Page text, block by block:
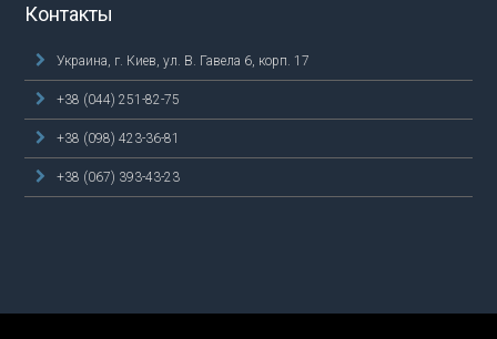
Контакты
Украина, г. Киев, ул. В. Гавела 6, корп. 17
+38 (044) 251-82-75
+38 (098) 423-36-81
+38 (067) 393-43-23